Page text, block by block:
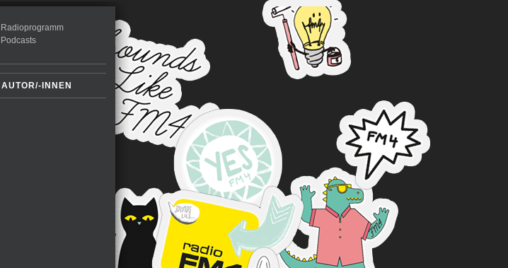
Radioprogramm
Podcasts
AUTOR/-INNEN